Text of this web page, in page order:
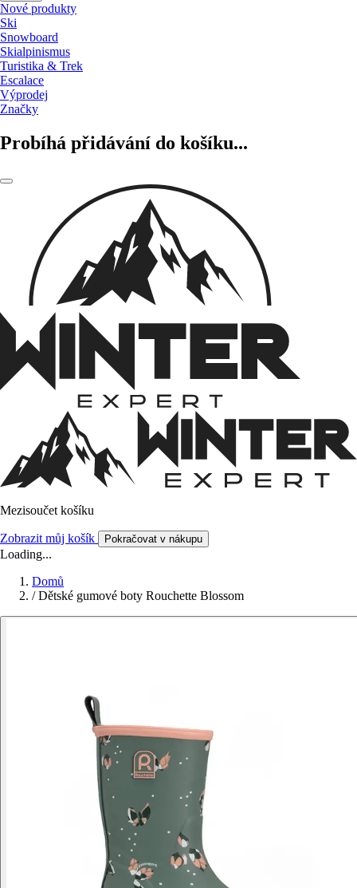
Nové produkty
Ski
Snowboard
Skialpinismus
Turistika & Trek
Escalace
Výprodej
Značky
Probíhá přidávání do košíku...
Mezisoučet košíku
Zobrazit můj košík Pokračovat v nákupu
Loading...
Domů
/ Dětské gumové boty Rouchette Blossom